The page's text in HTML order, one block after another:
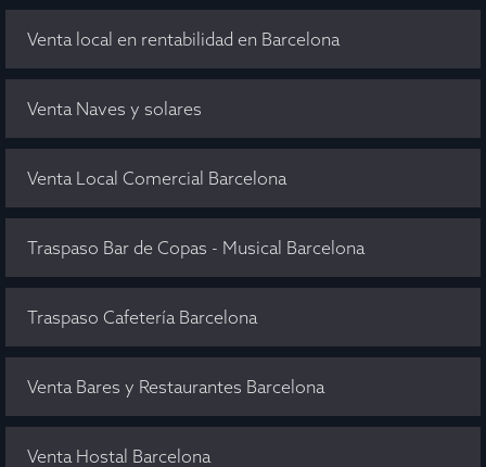
Venta local en rentabilidad en Barcelona
Venta Naves y solares
Venta Local Comercial Barcelona
Traspaso Bar de Copas - Musical Barcelona
Traspaso Cafetería Barcelona
Venta Bares y Restaurantes Barcelona
Venta Hostal Barcelona